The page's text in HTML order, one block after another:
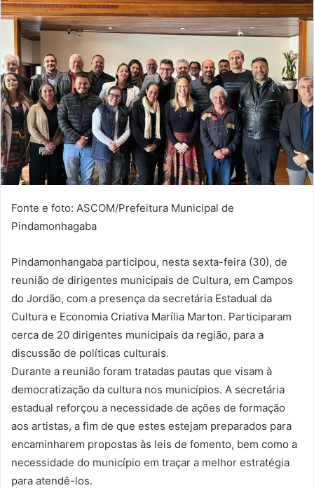
m
a
Fonte e foto: ASCOM/Prefeitura Municipal de
Pindamonhagaba
Pindamonhangaba participou, nesta sexta-feira (30), de
reunião de dirigentes municipais de Cultura, em Campos
do Jordão, com a presença da secretária Estadual da
Cultura e Economia Criativa Marília Marton. Participaram
cerca de 20 dirigentes municipais da região, para a
discussão de políticas culturais.
Durante a reunião foram tratadas pautas que visam à
democratização da cultura nos municípios. A secretária
estadual reforçou a necessidade de ações de formação
aos artistas, a fim de que estes estejam preparados para
encaminharem propostas às leis de fomento, bem como a
necessidade do município em traçar a melhor estratégia
para atendê-los.